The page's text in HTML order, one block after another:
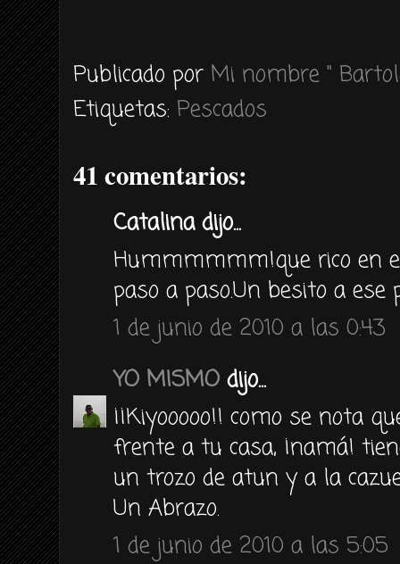
Publicado por Mi nombre "
Etiquetas: Pescados
41 comentarios:
Catalina dijo...
Hummmmmm!que rico en
paso a paso.Un besito a ese
1 de junio de 2010 a las 0:43
YO MISMO dijo...
¡¡Kiyooooo!! como se nota
frente a tu casa, ¡namá!
un trozo de atun y a la
Un Abrazo.
1 de junio de 2010 a las 5:05